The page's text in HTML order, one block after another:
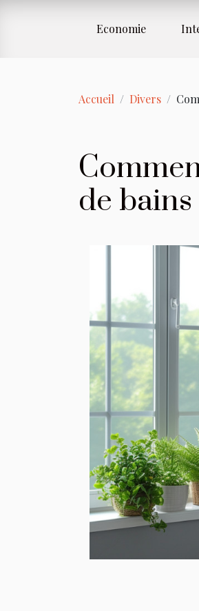
Economie
Accueil Divers
de bains